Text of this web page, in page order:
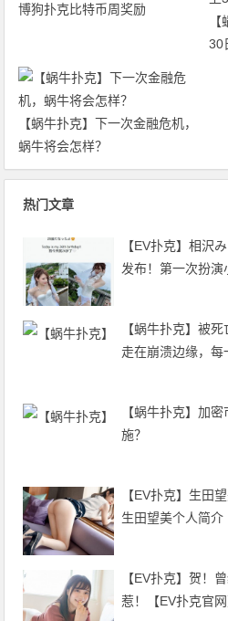
博狗扑克比特币周奖励
30
【蜗牛扑克】下一次金融危机，
蜗牛将会怎样？
热门文章
【EV扑克】相沢
发布！第一次扮演
【蜗牛扑克】被
走在崩溃边缘，
【蜗牛扑克】加
施？
【EV扑克】生田
生田望美个人简介
【EV扑克】贺！
惹！【EV扑克官网